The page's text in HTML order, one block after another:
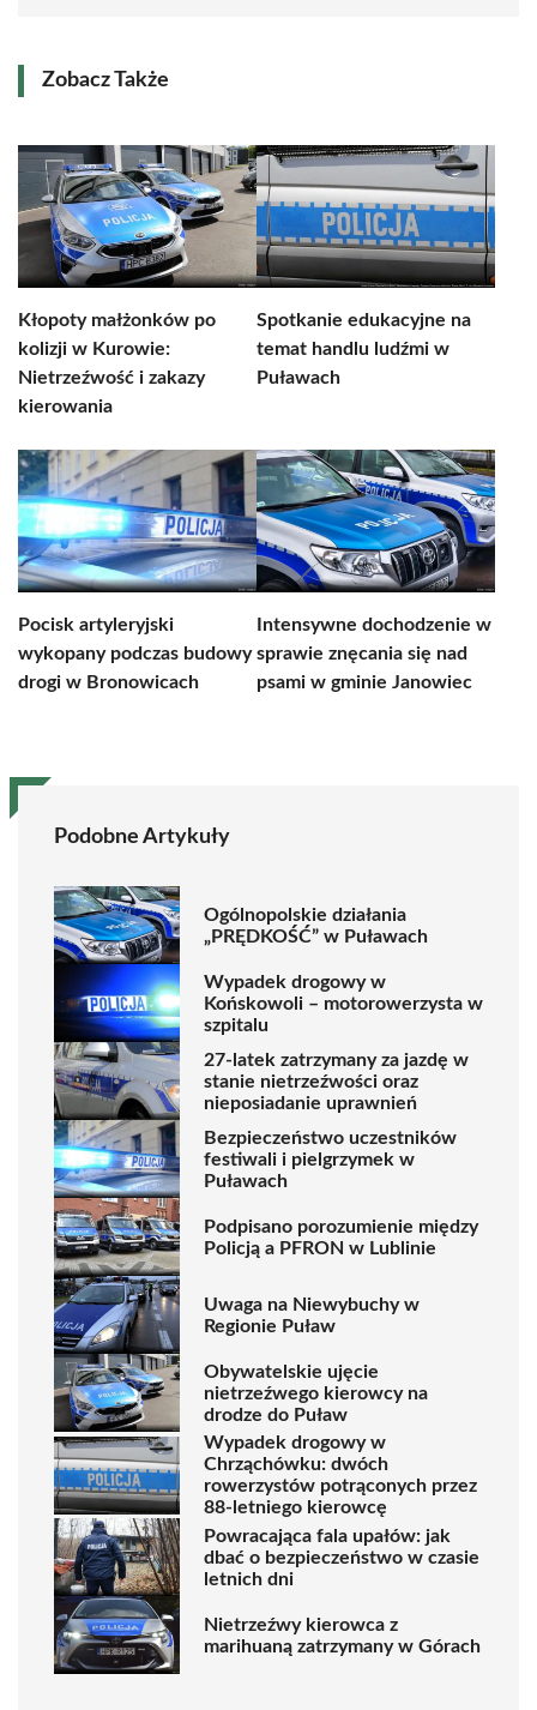
Zobacz Także
Kłopoty małżonków po
kolizji w Kurowie:
Nietrzeźwość i zakazy
kierowania
Spotkanie edukacyjne na
temat handlu ludźmi w
Puławach
Pocisk artyleryjski
wykopany podczas budowy
drogi w Bronowicach
Intensywne dochodzenie w
sprawie znęcania się nad
psami w gminie Janowiec
Podobne Artykuły
Ogólnopolskie działania
„PRĘDKOŚĆ” w Puławach
Wypadek drogowy w
Końskowoli – motorowerzysta w
szpitalu
27-latek zatrzymany za jazdę w
stanie nietrzeźwości oraz
nieposiadanie uprawnień
Bezpieczeństwo uczestników
festiwali i pielgrzymek w
Puławach
Podpisano porozumienie między
Policją a PFRON w Lublinie
Uwaga na Niewybuchy w
Regionie Puław
Obywatelskie ujęcie
nietrzeźwego kierowcy na
drodze do Puław
Wypadek drogowy w
Chrząchówku: dwóch
rowerzystów potrąconych przez
88-letniego kierowcę
Powracająca fala upałów: jak
dbać o bezpieczeństwo w czasie
letnich dni
Nietrzeźwy kierowca z
marihuaną zatrzymany w Górach